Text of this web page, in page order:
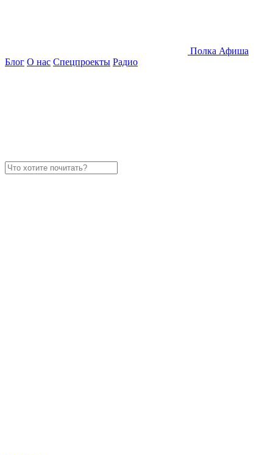
Полка Афиша
Блог О нас Спецпроекты Радио